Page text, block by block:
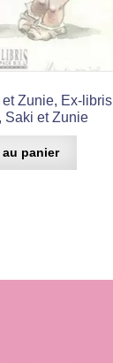
Zunie, Ex-libris
Saki et Zunie
panier